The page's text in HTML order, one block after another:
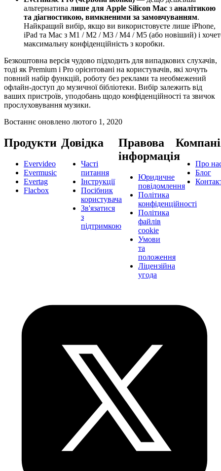
альтернатива лише для Apple Silicon Mac з аналітикою
та діагностикою, вимкненими за замовчуванням.
Найкращий вибір, якщо ви використовуєте лише iPhone,
iPad та Mac з M1 / M2 / M3 / M4 / M5 (або новіший) і
максимальну конфіденційність з коробки.
Безкоштовна версія чудово підходить для випадкових слухачів,
тоді як Premium і Pro орієнтовані на користувачів, які хочуть
повний набір функцій, роботу без реклами та необмежений
офлайн-доступ до музичної бібліотеки. Вибір залежить від
ваших пристроїв, уподобань щодо конфіденційності та звичок
прослуховування музики.
Востаннє оновлено лютого 1, 2020
Продукти
Evervideo
Evermusic
Evertag
Flacbox
Довідка
Часті
питання
Інструкції
Посібник
користувача
Зв'язатися
з
підтримкою
Правова
інформація
Юридичне
повідомлення
Політика
конфіденційності
Політика
файлів
cookie
Умови
та
положення
Ліцензійна
угода
Про
Блог